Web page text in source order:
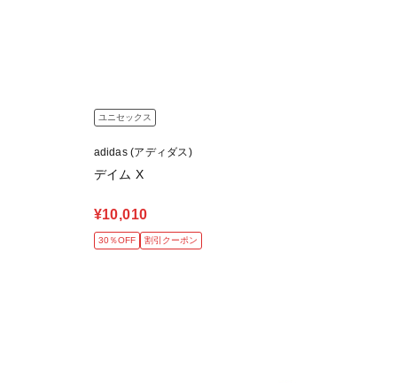
ユニセックス
adidas (アディダス)
デイム X
¥10,010
30％OFF 割引クーポン